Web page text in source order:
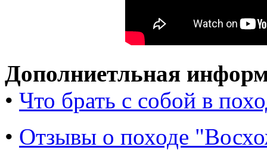
Дополниетльная
• Что брать с собой в
• Отзывы о походе